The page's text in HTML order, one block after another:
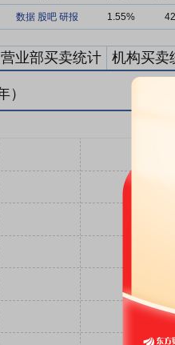
数据 股吧 研报 1.55%
营业部买卖统计 机构买卖
）